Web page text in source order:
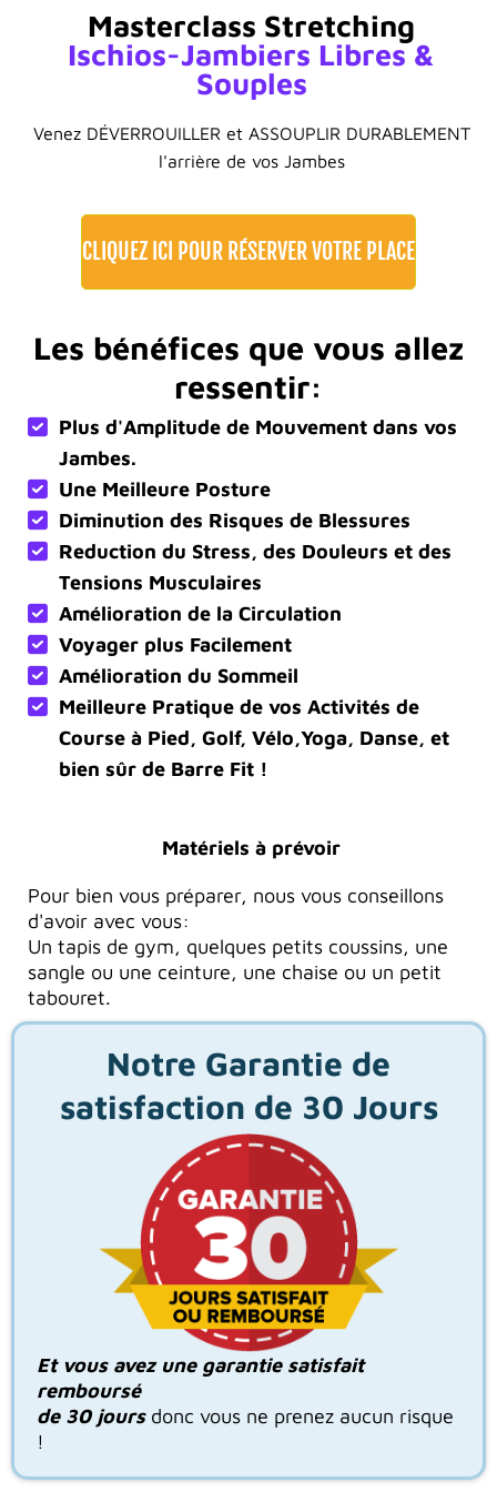
Masterclass Stretching
Ischios-Jambiers Libres &
Souples
Venez DÉVERROUILLER et ASSOUPLIR DURABLEMENT
l'arrière de vos Jambes
CLIQUEZ ICI POUR RÉSERVER VOTRE PLACE
Les bénéfices que vous allez
ressentir:
Plus d'Amplitude de Mouvement dans vos
Jambes.
Une Meilleure Posture
Diminution des Risques de Blessures
Reduction du Stress, des Douleurs et des
Tensions Musculaires
Amélioration de la Circulation
Voyager plus Facilement
Amélioration du Sommeil
Meilleure Pratique de vos Activités de
Course à Pied, Golf, Vélo,Yoga, Danse, et
bien sûr de Barre Fit !
Matériels à prévoir
Pour bien vous préparer, nous vous conseillons
d'avoir avec vous:
Un tapis de gym, quelques petits coussins, une
sangle ou une ceinture, une chaise ou un petit
tabouret.
Notre Garantie de
satisfaction de 30 Jours
Et vous avez une garantie satisfait
remboursé
de 30 jours donc vous ne prenez aucun risque
!